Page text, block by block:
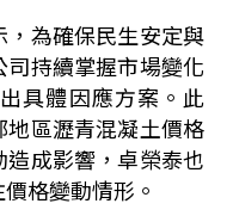
為確保民生安定與
持續掌握市場變化
具體因應方案。此
區瀝青混凝土價格
造成影響，卓榮泰也
格變動情形。